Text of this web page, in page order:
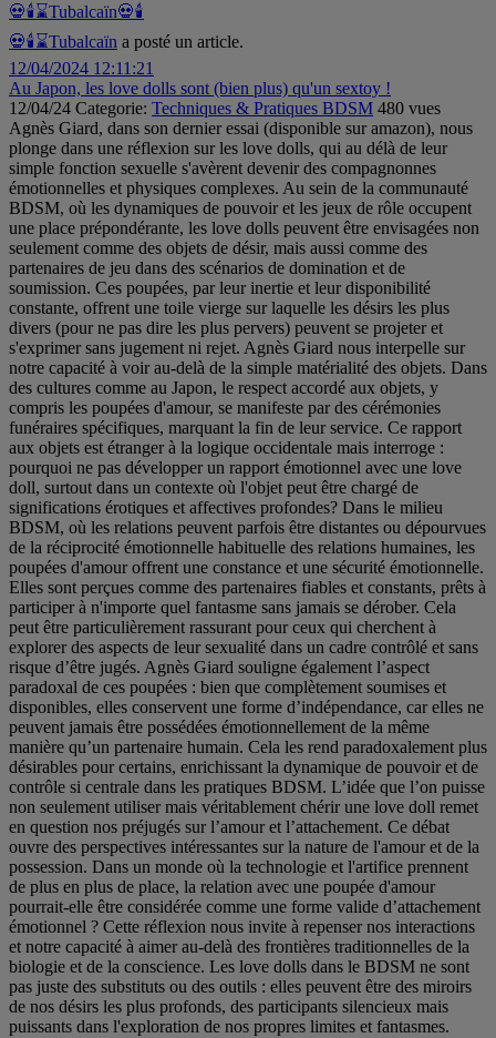
💀🕯️⌛Tubalcaïn💀🕯
💀🕯️⌛Tubalcaïn a posté un article.
12/04/2024 12:11:21
Au Japon, les love dolls sont (bien plus) qu'un sextoy !
12/04/24 Categorie: Techniques & Pratiques BDSM 480 vues
Agnès Giard, dans son dernier essai (disponible sur amazon), nous
plonge dans une réflexion sur les love dolls, qui au délà de leur
simple fonction sexuelle s'avèrent devenir des compagnonnes
émotionnelles et physiques complexes. Au sein de la communauté
BDSM, où les dynamiques de pouvoir et les jeux de rôle occupent
une place prépondérante, les love dolls peuvent être envisagées non
seulement comme des objets de désir, mais aussi comme des
partenaires de jeu dans des scénarios de domination et de
soumission. Ces poupées, par leur inertie et leur disponibilité
constante, offrent une toile vierge sur laquelle les désirs les plus
divers (pour ne pas dire les plus pervers) peuvent se projeter et
s'exprimer sans jugement ni rejet. Agnès Giard nous interpelle sur
notre capacité à voir au-delà de la simple matérialité des objets. Dans
des cultures comme au Japon, le respect accordé aux objets, y
compris les poupées d'amour, se manifeste par des cérémonies
funéraires spécifiques, marquant la fin de leur service. Ce rapport
aux objets est étranger à la logique occidentale mais interroge :
pourquoi ne pas développer un rapport émotionnel avec une love
doll, surtout dans un contexte où l'objet peut être chargé de
significations érotiques et affectives profondes? Dans le milieu
BDSM, où les relations peuvent parfois être distantes ou dépourvues
de la réciprocité émotionnelle habituelle des relations humaines, les
poupées d'amour offrent une constance et une sécurité émotionnelle.
Elles sont perçues comme des partenaires fiables et constants, prêts à
participer à n'importe quel fantasme sans jamais se dérober. Cela
peut être particulièrement rassurant pour ceux qui cherchent à
explorer des aspects de leur sexualité dans un cadre contrôlé et sans
risque d’être jugés. Agnès Giard souligne également l’aspect
paradoxal de ces poupées : bien que complètement soumises et
disponibles, elles conservent une forme d’indépendance, car elles ne
peuvent jamais être possédées émotionnellement de la même
manière qu’un partenaire humain. Cela les rend paradoxalement plus
désirables pour certains, enrichissant la dynamique de pouvoir et de
contrôle si centrale dans les pratiques BDSM. L’idée que l’on puisse
non seulement utiliser mais véritablement chérir une love doll remet
en question nos préjugés sur l’amour et l’attachement. Ce débat
ouvre des perspectives intéressantes sur la nature de l'amour et de la
possession. Dans un monde où la technologie et l'artifice prennent
de plus en plus de place, la relation avec une poupée d'amour
pourrait-elle être considérée comme une forme valide d’attachement
émotionnel ? Cette réflexion nous invite à repenser nos interactions
et notre capacité à aimer au-delà des frontières traditionnelles de la
biologie et de la conscience. Les love dolls dans le BDSM ne sont
pas juste des substituts ou des outils : elles peuvent être des miroirs
de nos désirs les plus profonds, des participants silencieux mais
puissants dans l'exploration de nos propres limites et fantasmes.